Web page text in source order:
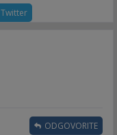
Twitter
ODGOVORITE